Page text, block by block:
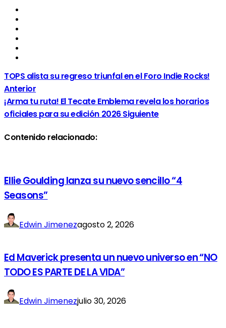
TOPS alista su regreso triunfal en el Foro Indie Rocks!
Anterior
​¡Arma tu ruta! El Tecate Emblema revela los horarios
oficiales para su edición 2026Siguiente
Contenido relacionado:
Ellie Goulding lanza su nuevo sencillo “4
Seasons”
Edwin Jimenezagosto 2, 2026
Ed Maverick presenta un nuevo universo en “NO
TODO ES PARTE DE LA VIDA”
Edwin Jimenezjulio 30, 2026